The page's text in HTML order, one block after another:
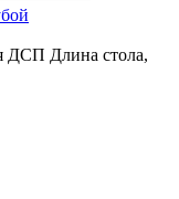
ДСП Длина стола,